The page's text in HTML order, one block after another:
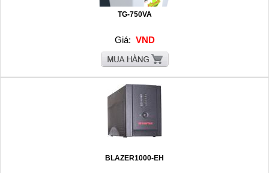
TG-750VA
Giá: VND
BLAZER1000-EH